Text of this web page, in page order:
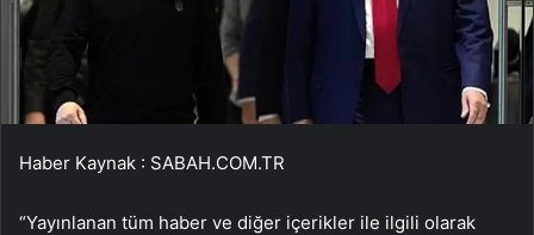
Haber Kaynak : SABAH.COM.TR
“Yayınlanan tüm haber ve diğer içerikler ile ilgili olarak